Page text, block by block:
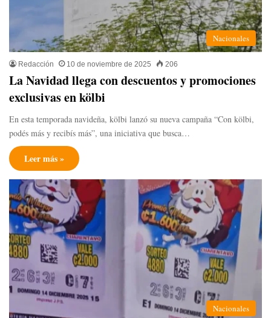
Nacionales
Redacción 10 de noviembre de 2025 206
La Navidad llega con descuentos y promociones
exclusivas en kölbi
En esta temporada navideña, kölbi lanzó su nueva campaña “Con kölbi,
podés más y recibís más”, una iniciativa que busca…
Leer más »
Nacionales